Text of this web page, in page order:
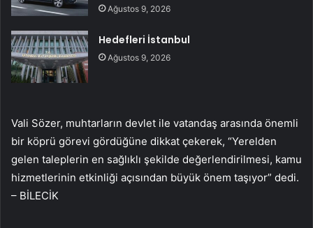
Ağustos 9, 2026
Hedefleri İstanbul
Ağustos 9, 2026
Vali Sözer, muhtarların devlet ile vatandaş arasında önemli
bir köprü görevi gördüğüne dikkat çekerek, “Yerelden
gelen taleplerin en sağlıklı şekilde değerlendirilmesi, kamu
hizmetlerinin etkinliği açısından büyük önem taşıyor” dedi.
– BİLECİK